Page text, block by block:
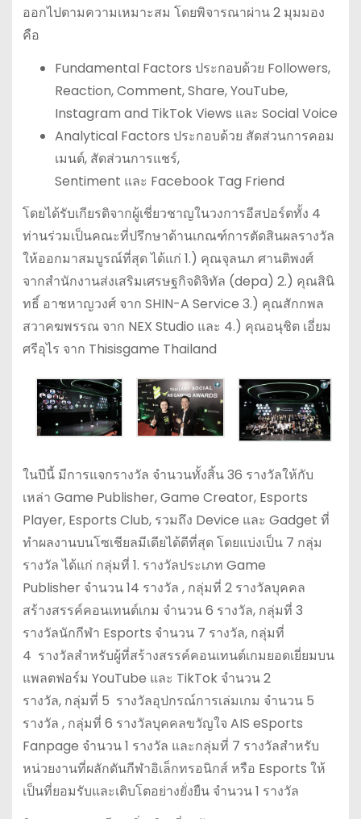
ออกไปตามความเหมาะสม โดยพิจารณาผ่าน 2 มุมมอง
คือ
Fundamental Factors ประกอบด้วย Followers,
Reaction, Comment, Share, YouTube,
Instagram and TikTok Views และ Social Voice
Analytical Factors ประกอบด้วย สัดส่วนการคอม
เมนต์, สัดส่วนการแชร์,
Sentiment และ Facebook Tag Friend
โดยได้รับเกียรติจากผู้เชี่ยวชาญในวงการอีสปอร์ตทั้ง 4
ท่านร่วมเป็นคณะที่ปรึกษาด้านเกณฑ์การตัดสินผลรางวัล
ให้ออกมาสมบูรณ์ที่สุด ได้แก่ 1.) คุณจุลนภ ศานติพงศ์
จากสำนักงานส่งเสริมเศรษฐกิจดิจิทัล (depa) 2.) คุณสินิ
ทธิ์ อาชหาญวงศ์ จาก SHIN-A Service 3.) คุณสักกพล
สวาคฆพรรณ จาก NEX Studio และ 4.) คุณอนุชิต เอี่ยม
ศรีอุไร จาก Thisisgame Thailand
ในปีนี้ มีการแจกรางวัล จำนวนทั้งสิ้น 36 รางวัลให้กับ
เหล่า Game Publisher, Game Creator, Esports
Player, Esports Club, รวมถึง Device และ Gadget ที่
ทำผลงานบนโซเชียลมีเดียได้ดีที่สุด โดยแบ่งเป็น 7 กลุ่ม
รางวัล ได้แก่ กลุ่มที่ 1. รางวัลประเภท Game
Publisher จำนวน 14 รางวัล , กลุ่มที่ 2 รางวัลบุคคล
สร้างสรรค์คอนเทนต์เกม จำนวน 6 รางวัล, กลุ่มที่ 3
รางวัลนักกีฬา Esports จำนวน 7 รางวัล, กลุ่มที่
4 รางวัลสำหรับผู้ที่สร้างสรรค์คอนเทนต์เกมยอดเยี่ยมบน
แพลตฟอร์ม YouTube และ TikTok จำนวน 2
รางวัล, กลุ่มที่ 5 รางวัลอุปกรณ์การเล่มเกม จำนวน 5
รางวัล , กลุ่มที่ 6 รางวัลบุคคลขวัญใจ AIS eSports
Fanpage จำนวน 1 รางวัล และกลุ่มที่ 7 รางวัลสำหรับ
หน่วยงานที่ผลักดันกีฬาอิเล็กทรอนิกส์ หรือ Esports ให้
เป็นที่ยอมรับและเติบโตอย่างยั่งยืน จำนวน 1 รางวัล